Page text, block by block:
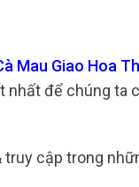
Mau Giao Hoa
để chúng ta
cập trong